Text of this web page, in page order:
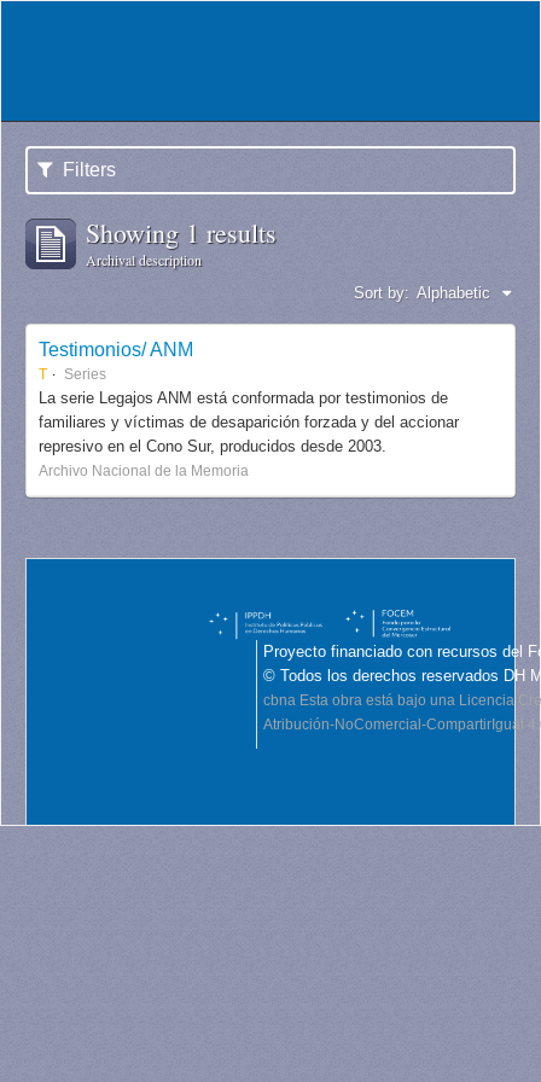
Filters
Showing 1 results
Archival description
Sort by: Alphabetic
Testimonios/ ANM
T Series
La serie Legajos ANM está conformada por testimonios de
familiares y víctimas de desaparición forzada y del accionar
represivo en el Cono Sur, producidos desde 2003.
Archivo Nacional de la Memoria
Proyecto financiado con recursos del
© Todos los derechos reservados DH
cbna Esta obra está bajo una Licencia
Atribución-NoComercial-CompartirIgual